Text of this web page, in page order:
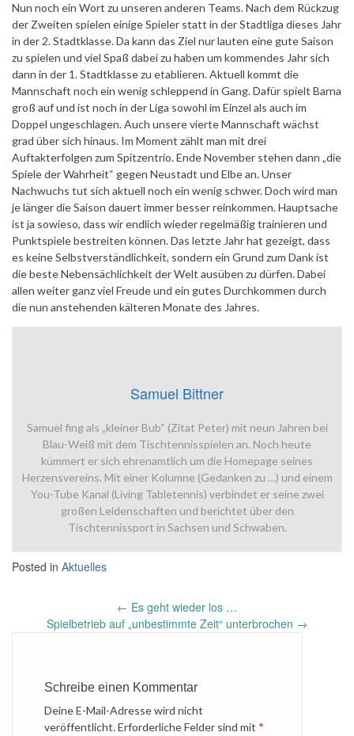
Nun noch ein Wort zu unseren anderen Teams. Nach dem Rückzug
der Zweiten spielen einige Spieler statt in der Stadtliga dieses Jahr
in der 2. Stadtklasse. Da kann das Ziel nur lauten eine gute Saison
zu spielen und viel Spaß dabei zu haben um kommendes Jahr sich
dann in der 1. Stadtklasse zu etablieren. Aktuell kommt die
Mannschaft noch ein wenig schleppend in Gang. Dafür spielt Barna
groß auf und ist noch in der Liga sowohl im Einzel als auch im
Doppel ungeschlagen. Auch unsere vierte Mannschaft wächst
grad über sich hinaus. Im Moment zählt man mit drei
Auftakterfolgen zum Spitzentrio. Ende November stehen dann „die
Spiele der Wahrheit“ gegen Neustadt und Elbe an. Unser
Nachwuchs tut sich aktuell noch ein wenig schwer. Doch wird man
je länger die Saison dauert immer besser reinkommen. Hauptsache
ist ja sowieso, dass wir endlich wieder regelmäßig trainieren und
Punktspiele bestreiten können. Das letzte Jahr hat gezeigt, dass
es keine Selbstverständlichkeit, sondern ein Grund zum Dank ist
die beste Nebensächlichkeit der Welt ausüben zu dürfen. Dabei
allen weiter ganz viel Freude und ein gutes Durchkommen durch
die nun anstehenden kälteren Monate des Jahres.
Samuel Bittner
Samuel fing als „kleiner Bub“ (Zitat Peter) mit neun Jahren bei
Blau-Weiß mit dem Tischtennisspielen an. Noch heute
kümmert er sich ehrenamtlich um die Homepage seines
Herzensvereins. Mit einer Kolumne (Gedanken zu …) und einem
You-Tube Kanal (Living Tabletennis) verbindet er seine zwei
großen Leidenschaften und berichtet über den
Tischtennissport in Sachsen und Schwaben.
Posted in Aktuelles
navigation
← Es geht wieder los …
Spielbetrieb auf „unbestimmte Zeit“ unterbrochen →
Schreibe einen Kommentar
Deine E-Mail-Adresse wird nicht
veröffentlicht.Erforderliche Felder sind mit *